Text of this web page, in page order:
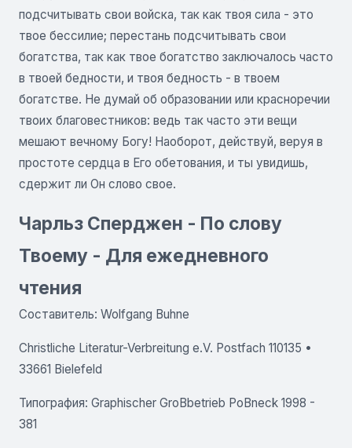
подсчитывать свои войска, так как твоя сила - это
твое бессилие; перестань подсчитывать свои
богатства, так как твое богатство заключалось часто
в твоей бедности, и твоя бедность - в твоем
богатстве. Не думай об образовании или красноречии
твоих благовестников: ведь так часто эти вещи
мешают вечному Богу! Наоборот, действуй, веруя в
простоте сердца в Его обетования, и ты увидишь,
сдержит ли Он слово свое.
Чарльз Сперджен - По слову
Твоему - Для ежедневного
чтения
Составитель: Wolfgang Buhne
Christliche Literatur-Verbreitung e.V. Postfach 110135 •
33661 Bielefeld
Типография: Graphischer GroBbetrieb PoBneck 1998 -
381